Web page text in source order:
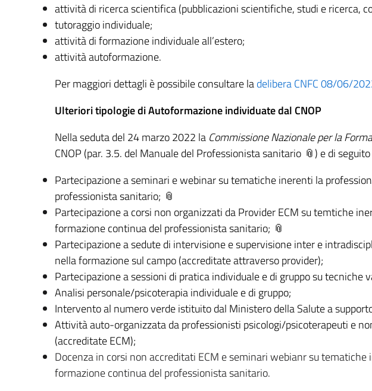
attività di ricerca scientifica (pubblicazioni scientifiche, studi e ricerca,
tutoraggio individuale;
attività di formazione individuale all’estero;
attività autoformazione.
Per maggiori dettagli è possibile consultare ladelibera CNFC 08/06/
Ulteriori tipologie di Autoformazione individuate dal CNOP
Nella seduta del 24 marzo 2022 la Commissione Nazionale per la
CNOP (par. 3.5. del Manuale del Professionista sanitario
) e di
Partecipazione a seminari e webinar su tematiche inerenti la
professionista sanitario;
Partecipazione a corsi non organizzati da Provider ECM su temtiche
formazione continua del professionista sanitario;
Partecipazione a sedute di intervisione e supervisione inter e
nella formazione sul campo (accreditate attraverso provider);
Partecipazione a sessioni di pratica individuale e di gruppo su
Analisi personale/psicoterapia individuale e di gruppo;
Intervento al numero verde istituito dal Ministero della Salute a
Attività auto-organizzata da professionisti psicologi/psicoterapeuti e
(accreditate ECM);
Docenza in corsi non accreditati ECM e seminari webianr su
formazione continua del professionista sanitario.